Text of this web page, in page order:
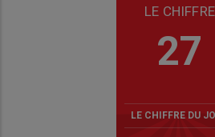
LE CHIFFRE
27
LE CHIFFRE DU